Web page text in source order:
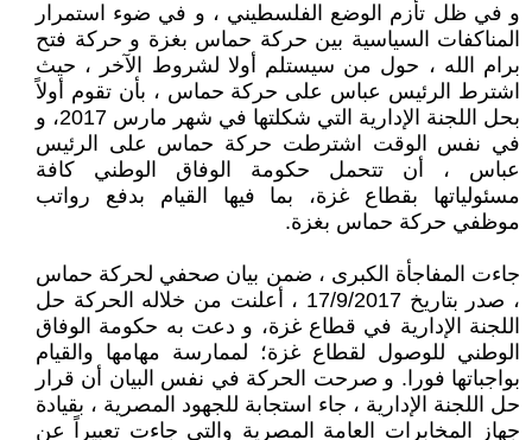
و في ظل تأزم الوضع الفلسطيني ، و في ضوء استمرار
المناكفات السياسية بين حركة حماس بغزة و حركة فتح
برام الله ، حول من سيستلم أولا لشروط الآخر ، حيث
اشترط الرئيس عباس على حركة حماس ، بأن تقوم أولاً
بحل اللجنة الإدارية التي شكلتها في شهر مارس 2017، و
في نفس الوقت اشترطت حركة حماس على الرئيس
عباس ، أن تتحمل حكومة الوفاق الوطني كافة
مسئولياتها بقطاع غزة، بما فيها القيام بدفع رواتب
موظفي حركة حماس بغزة.
جاءت المفاجأة الكبرى ، ضمن بيان صحفي لحركة حماس
، صدر بتاريخ 17/9/2017 ، أعلنت من خلاله الحركة حل
اللجنة الإدارية في قطاع غزة، و دعت به حكومة الوفاق
الوطني للوصول لقطاع غزة؛ لممارسة مهامها والقيام
بواجباتها فورا. و صرحت الحركة في نفس البيان أن قرار
حل اللجنة الإدارية ، جاء استجابة للجهود المصرية ، بقيادة
جهاز المخابرات العامة المصرية والتي جاءت تعبيراً عن